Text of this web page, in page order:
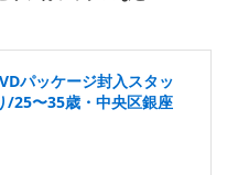
パッケージ封入スタッ
/25〜35歳・中央区銀座